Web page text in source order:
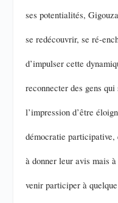
ses potentialités,
se redécouvrir, se ré-
d’impulser cette
reconnecter des gens
l’impression d’être
démocratie participative,
à donner leur avis mais à
venir participer à